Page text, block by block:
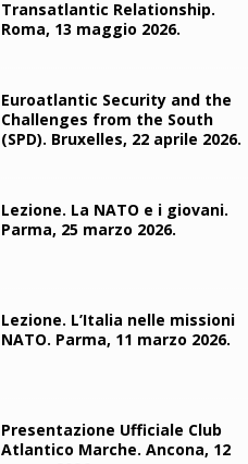
Transatlantic Relationship.
Roma, 13 maggio 2026.
Euroatlantic Security and the
Challenges from the South
(SPD). Bruxelles, 22 aprile 2026.
Lezione. La NATO e i giovani.
Parma, 25 marzo 2026.
Lezione. L’Italia nelle missioni
NATO. Parma, 11 marzo 2026.
Presentazione Ufficiale Club
Atlantico Marche. Ancona, 12